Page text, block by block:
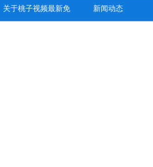
关于桃子视频最新免 新闻动态